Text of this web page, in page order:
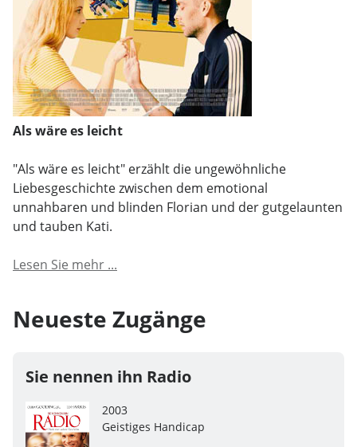
Als wäre es leicht
"Als wäre es leicht" erzählt die ungewöhnliche
Liebesgeschichte zwischen dem emotional
unnahbaren und blinden Florian und der gutgelaunten
und tauben Kati.
Lesen Sie mehr ...
Neueste Zugänge
Sie nennen ihn Radio
2003
Geistiges Handicap